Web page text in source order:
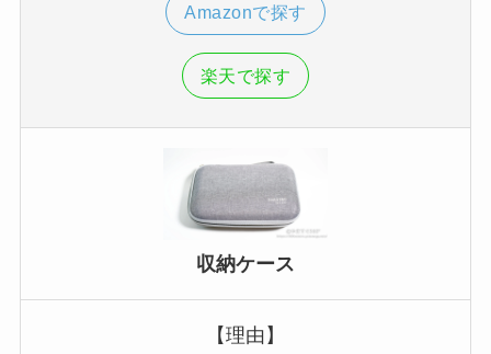
Amazonで探す
楽天で探す
収納ケース
【理由】